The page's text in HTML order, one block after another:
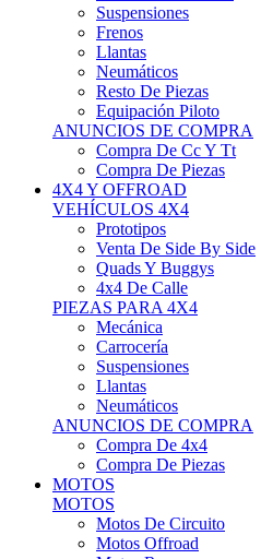
Suspensiones
Frenos
Llantas
Neumáticos
Resto De Piezas
Equipación Piloto
ANUNCIOS DE COMPRA
Compra De Cc Y Tt
Compra De Piezas
4X4 Y OFFROAD
VEHÍCULOS 4X4
Prototipos
Venta De Side By Side
Quads Y Buggys
4x4 De Calle
PIEZAS PARA 4X4
Mecánica
Carrocería
Suspensiones
Llantas
Neumáticos
ANUNCIOS DE COMPRA
Compra De 4x4
Compra De Piezas
MOTOS
MOTOS
Motos De Circuito
Motos Offroad